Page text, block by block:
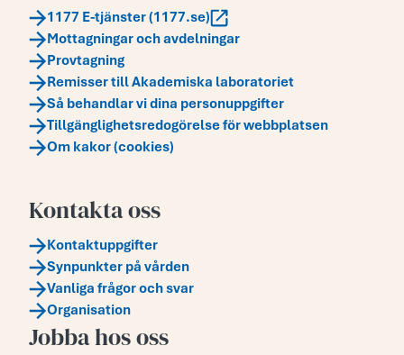
1177 E-tjänster (1177.se)
Mottagningar och avdelningar
Provtagning
Remisser till Akademiska laboratoriet
Så behandlar vi dina personuppgifter
Tillgänglighetsredogörelse för webbplatsen
Om kakor (cookies)
Kontakta oss
Kontaktuppgifter
Synpunkter på vården
Vanliga frågor och svar
Organisation
Jobba hos oss